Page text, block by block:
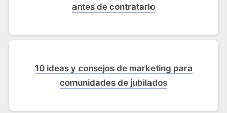
antes de contratarlo
10 ideas y consejos de marketing para
comunidades de jubilados